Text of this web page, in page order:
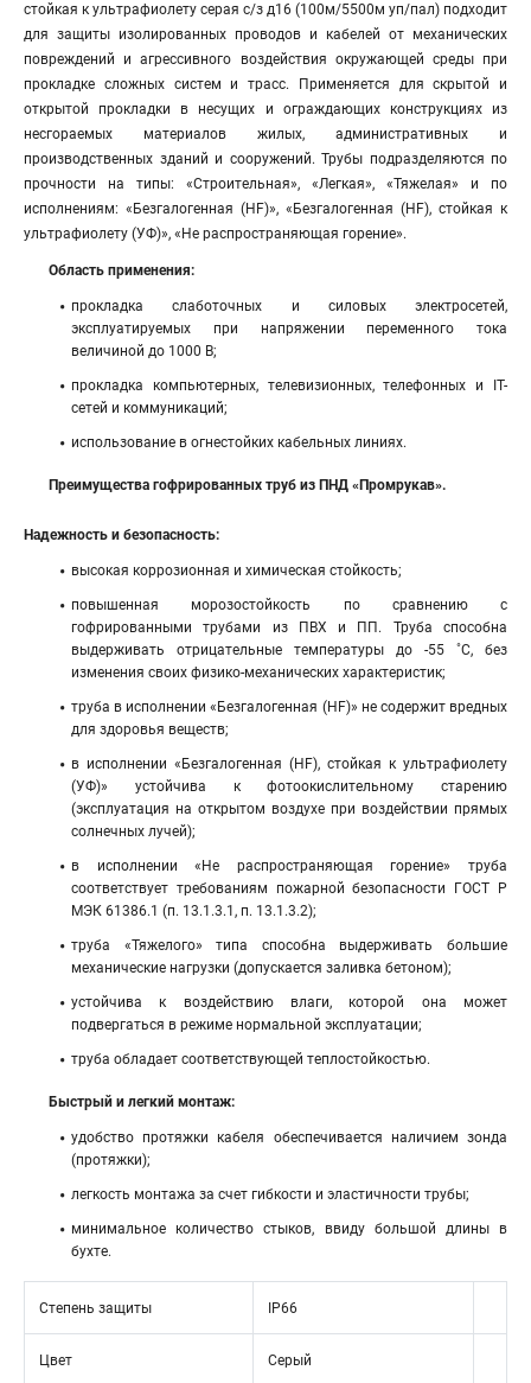
стойкая к ультрафиолету серая с/з д16 (100м/5500м уп/пал) подходит
для защиты изолированных проводов и кабелей от механических
повреждений и агрессивного воздействия окружающей среды при
прокладке сложных систем и трасс. Применяется для скрытой и
открытой прокладки в несущих и ограждающих конструкциях из
несгораемых материалов жилых, административных и
производственных зданий и сооружений. Трубы подразделяются по
прочности на типы: «Строительная», «Легкая», «Тяжелая» и по
исполнениям: «Безгалогенная (HF)», «Безгалогенная (HF), стойкая к
ультрафиолету (УФ)», «Не распространяющая горение».
Область применения:
прокладка слаботочных и силовых электросетей,
эксплуатируемых при напряжении переменного тока
величиной до 1000 В;
прокладка компьютерных, телевизионных, телефонных и IT-
сетей и коммуникаций;
использование в огнестойких кабельных линиях.
Преимущества гофрированных труб из ПНД «Промрукав».
Надежность и безопасность:
высокая коррозионная и химическая стойкость;
повышенная морозостойкость по сравнению с
гофрированными трубами из ПВХ и ПП. Труба способна
выдерживать отрицательные температуры до -55 ˚С, без
изменения своих физико-механических характеристик;
труба в исполнении «Безгалогенная (HF)» не содержит вредных
для здоровья веществ;
в исполнении «Безгалогенная (HF), стойкая к ультрафиолету
(УФ)» устойчива к фотоокислительному старению
(эксплуатация на открытом воздухе при воздействии прямых
солнечных лучей);
в исполнении «Не распространяющая горение» труба
соответствует требованиям пожарной безопасности ГОСТ Р
МЭК 61386.1 (п. 13.1.3.1, п. 13.1.3.2);
труба «Тяжелого» типа способна выдерживать большие
механические нагрузки (допускается заливка бетоном);
устойчива к воздействию влаги, которой она может
подвергаться в режиме нормальной эксплуатации;
труба обладает соответствующей теплостойкостью.
Быстрый и легкий монтаж:
удобство протяжки кабеля обеспечивается наличием зонда
(протяжки);
легкость монтажа за счет гибкости и эластичности трубы;
минимальное количество стыков, ввиду большой длины в
бухте.
Степень защиты IP66
Цвет Серый